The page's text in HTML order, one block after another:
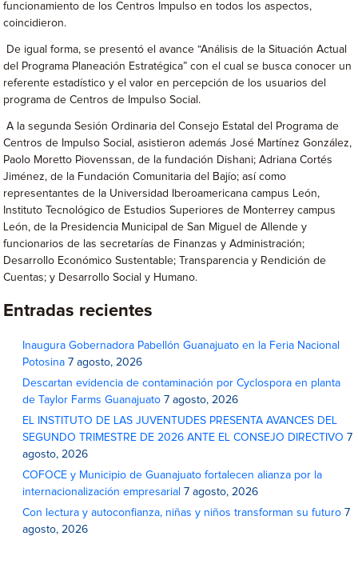
funcionamiento de los Centros Impulso en todos los aspectos,
coincidieron.
De igual forma, se presentó el avance “Análisis de la Situación Actual
del Programa Planeación Estratégica” con el cual se busca conocer un
referente estadístico y el valor en percepción de los usuarios del
programa de Centros de Impulso Social.
A la segunda Sesión Ordinaria del Consejo Estatal del Programa de
Centros de Impulso Social, asistieron además José Martínez González,
Paolo Moretto Piovenssan, de la fundación Dishani; Adriana Cortés
Jiménez, de la Fundación Comunitaria del Bajío; así como
representantes de la Universidad Iberoamericana campus León,
Instituto Tecnológico de Estudios Superiores de Monterrey campus
León, de la Presidencia Municipal de San Miguel de Allende y
funcionarios de las secretarías de Finanzas y Administración;
Desarrollo Económico Sustentable; Transparencia y Rendición de
Cuentas; y Desarrollo Social y Humano.
Entradas recientes
Inaugura Gobernadora Pabellón Guanajuato en la Feria Nacional
Potosina 7 agosto, 2026
Descartan evidencia de contaminación por Cyclospora en planta
de Taylor Farms Guanajuato 7 agosto, 2026
EL INSTITUTO DE LAS JUVENTUDES PRESENTA AVANCES DEL
SEGUNDO TRIMESTRE DE 2026 ANTE EL CONSEJO DIRECTIVO 7
agosto, 2026
COFOCE y Municipio de Guanajuato fortalecen alianza por la
internacionalización empresarial 7 agosto, 2026
Con lectura y autoconfianza, niñas y niños transforman su futuro 7
agosto, 2026